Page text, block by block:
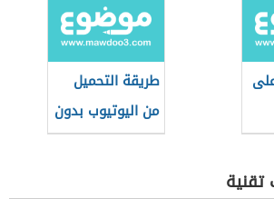
طريقة التحميل
من اليوتيوب بدون
برامج